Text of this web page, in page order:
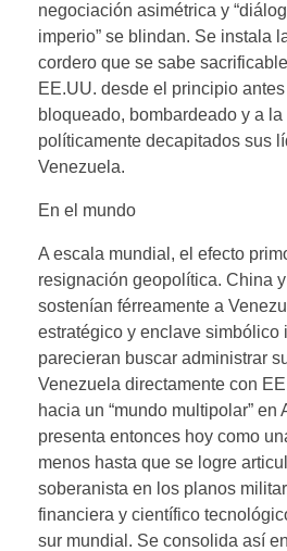
negociación asimétrica y
imperio” se blindan. Se instala
cordero que se sabe
EE.UU. desde el principio
bloqueado, bombardeado y a
políticamente decapitados sus
Venezuela.
En el mundo
A escala mundial, el efecto
resignación geopolítica. China
sostenían férreamente a
estratégico y enclave simbólico
parecieran buscar administrar
Venezuela directamente con
hacia un “mundo multipolar” en
presenta entonces hoy como
menos hasta que se logre
soberanista en los planos
financiera y científico
sur mundial. Se consolida así